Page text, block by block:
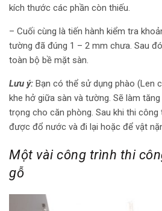
kích thước các phần còn thiếu.
– Cuối cùng là tiến hành kiểm tra
tường đã đúng 1 – 2 mm chưa. Sau
toàn bộ bề mặt sàn.
Lưu ý: Bạn có thể sử dụng phào (Len
khe hở giữa sàn và tường. Sẽ làm
trọng cho căn phòng. Sau khi thi công
được đổ nước và đi lại hoặc để vật
Một vài công trình thi
gỗ